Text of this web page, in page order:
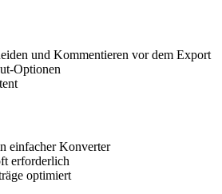
und Kommentieren vor dem Export
Optionen
einfacher Konverter
erforderlich
optimiert